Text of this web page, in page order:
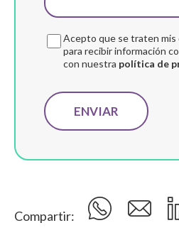
Acepto que se traten mis
para recibir información
con nuestra política de
Compartir: